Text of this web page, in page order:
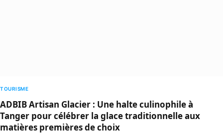
TOURISME
ADBIB Artisan Glacier : Une halte culinophile à
Tanger pour célébrer la glace traditionnelle aux
matières premières de choix